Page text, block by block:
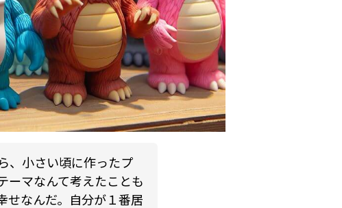
、小さい頃に作ったプ
ーマなんて考えたことも
なんだ。
自分が１番居